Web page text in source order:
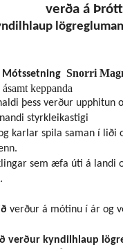
verða á
Snorri
keppanda
þess verður upphitun
styrkleikastigi
karlar spila saman í liði
sem æfa úti á landi
verður á mótinu í ár og
verður kyndilhlaup